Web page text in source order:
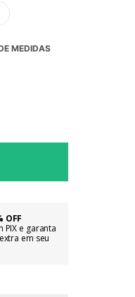
MEDIDAS
OFF
PIX e garanta
em seu